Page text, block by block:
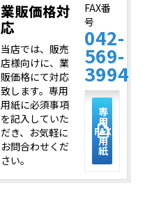
業販価格対
応
当店では、販売
店様向けに、業
販価格にて対応
致します。専用
用紙に必須事項
を記入していた
だき、お気軽に
お問合わせくだ
さい。
FAX番
号
042-
569-
3994
description
専
用
FAX
用
紙